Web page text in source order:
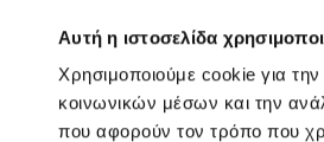
Αυτή η ιστοσελίδα
Χρησιμοποιούμε cookie για
κοινωνικών μέσων και την
που αφορούν τον τρόπο που
Πολιτική Απορρήτου
Όροι χρήσης